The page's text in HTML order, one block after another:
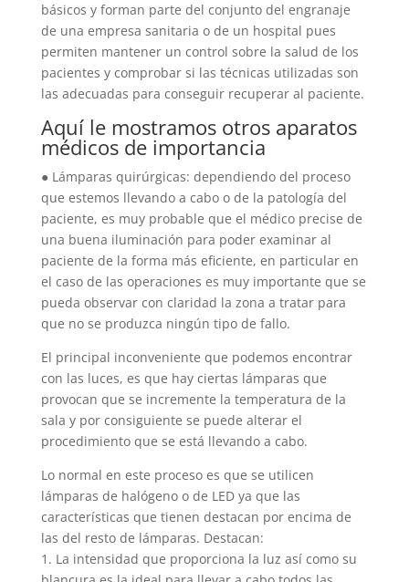
básicos y forman parte del conjunto del engranaje
de una empresa sanitaria o de un hospital pues
permiten mantener un control sobre la salud de los
pacientes y comprobar si las técnicas utilizadas son
las adecuadas para conseguir recuperar al paciente.
Aquí le mostramos otros aparatos
médicos de importancia
● Lámparas quirúrgicas: dependiendo del proceso
que estemos llevando a cabo o de la patología del
paciente, es muy probable que el médico precise de
una buena iluminación para poder examinar al
paciente de la forma más eficiente, en particular en
el caso de las operaciones es muy importante que se
pueda observar con claridad la zona a tratar para
que no se produzca ningún tipo de fallo.
El principal inconveniente que podemos encontrar
con las luces, es que hay ciertas lámparas que
provocan que se incremente la temperatura de la
sala y por consiguiente se puede alterar el
procedimiento que se está llevando a cabo.
Lo normal en este proceso es que se utilicen
lámparas de halógeno o de LED ya que las
características que tienen destacan por encima de
las del resto de lámparas. Destacan:
1. La intensidad que proporciona la luz así como su